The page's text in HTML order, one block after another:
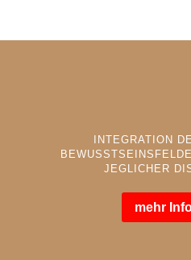
INTEGRATION
JEGLICHER
mehr